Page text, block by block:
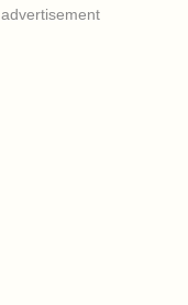
advertisement